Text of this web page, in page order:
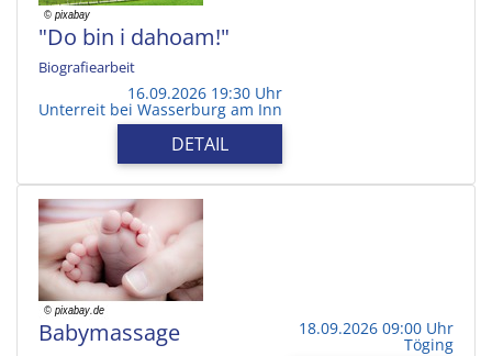
"Do bin i dahoam!"
Biografiearbeit
16.09.2026 19:30 Uhr
Unterreit bei Wasserburg am Inn
DETAIL
Babymassage 18.09.2026 09:00 Uhr
Töging